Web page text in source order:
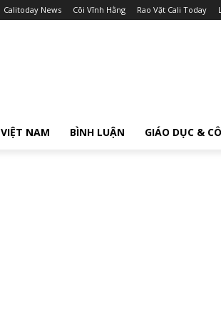
Calitoday News Cõi Vĩnh Hằng Rao Vặt Cali Today
VIỆT NAM BÌNH LUẬN GIÁO DỤC &